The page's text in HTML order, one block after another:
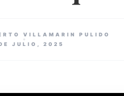
VILLAMARIN PULIDO
JULIO, 2025